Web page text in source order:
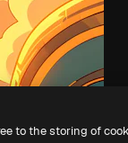
magnific.ai
to the storing of